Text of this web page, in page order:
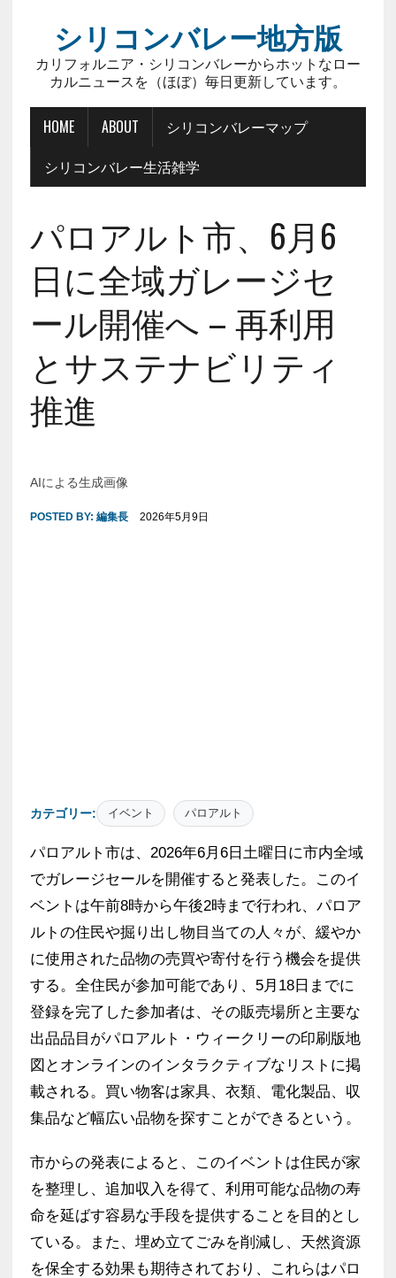
シリコンバレー地方版
カリフォルニア・シリコンバレーからホットなロー
カルニュースを（ほぼ）毎日更新しています。
HOME ABOUT
シリコンバレーマップ
シリコンバレー生活雑学
パロアルト市、6月6
日に全域ガレージセ
ール開催へ – 再利用
とサステナビリティ
推進
AIによる生成画像
POSTED BY: 編集長 2026年5月9日
カテゴリー: イベント パロアルト
パロアルト市は、2026年6月6日土曜日に市内全域
でガレージセールを開催すると発表した。このイ
ベントは午前8時から午後2時まで行われ、パロア
ルトの住民や掘り出し物目当ての人々が、緩やか
に使用された品物の売買や寄付を行う機会を提供
する。全住民が参加可能であり、5月18日までに
登録を完了した参加者は、その販売場所と主要な
出品品目がパロアルト・ウィークリーの印刷版地
図とオンラインのインタラクティブなリストに掲
載される。買い物客は家具、衣類、電化製品、収
集品など幅広い品物を探すことができるという。
市からの発表によると、このイベントは住民が家
を整理し、追加収入を得て、利用可能な品物の寿
命を延ばす容易な手段を提供することを目的とし
ている。また、埋め立てごみを削減し、天然資源
を保全する効果も期待されており、これらはパロ